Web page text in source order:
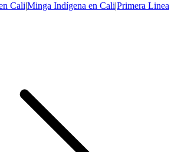
Cali|Minga Indígena en Cali|Primera Linea